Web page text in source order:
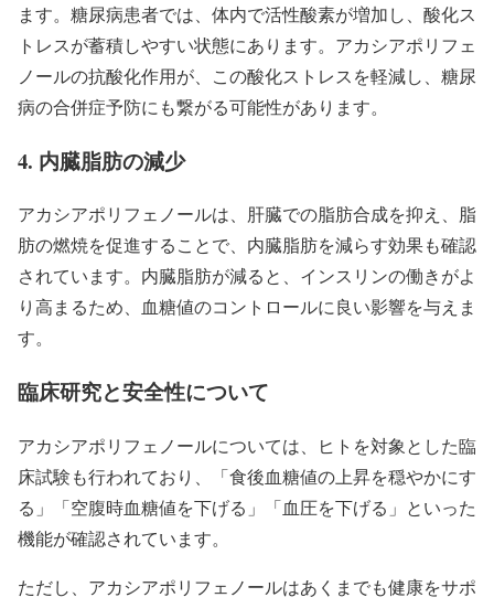
ます。糖尿病患者では、体内で活性酸素が増加し、酸化ス
トレスが蓄積しやすい状態にあります。アカシアポリフェ
ノールの抗酸化作用が、この酸化ストレスを軽減し、糖尿
病の合併症予防にも繋がる可能性があります。
4. 内臓脂肪の減少
アカシアポリフェノールは、肝臓での脂肪合成を抑え、脂
肪の燃焼を促進することで、内臓脂肪を減らす効果も確認
されています。内臓脂肪が減ると、インスリンの働きがよ
り高まるため、血糖値のコントロールに良い影響を与えま
す。
臨床研究と安全性について
アカシアポリフェノールについては、ヒトを対象とした臨
床試験も行われており、「食後血糖値の上昇を穏やかにす
る」「空腹時血糖値を下げる」「血圧を下げる」といった
機能が確認されています。
ただし、アカシアポリフェノールはあくまでも健康をサポ